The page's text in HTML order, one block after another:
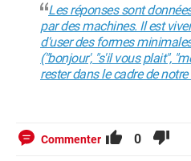
Les réponses sont
par des machines. Il est
d'user des formes
("bonjour', "s'il vous plait",
rester dans le cadre de
Commenter 0